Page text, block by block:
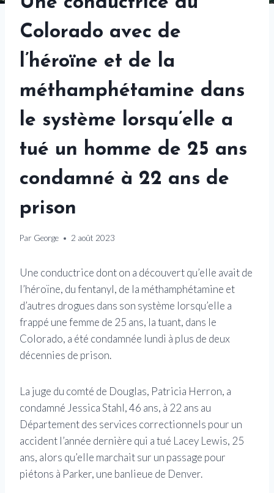
Colorado avec de
l’héroïne et de la
méthamphétamine dans
le système lorsqu’elle a
tué un homme de 25 ans
condamné à 22 ans de
prison
Par George 2 août 2023
Une conductrice dont on a découvert qu’elle avait de
l’héroïne, du fentanyl, de la méthamphétamine et
d’autres drogues dans son système lorsqu’elle a
frappé une femme de 25 ans, la tuant, dans le
Colorado, a été condamnée lundi à plus de deux
décennies de prison.
La juge du comté de Douglas, Patricia Herron, a
condamné Jessica Stahl, 46 ans, à 22 ans au
Département des services correctionnels pour un
accident l’année dernière qui a tué Lacey Lewis, 25
ans, alors qu’elle marchait sur un passage pour
piétons à Parker, une banlieue de Denver.